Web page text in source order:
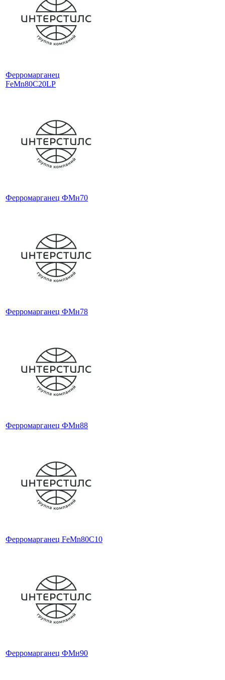
Ферромарганец
FeMn80C20LP
Ферромарганец ФМн70
Ферромарганец ФМн78
Ферромарганец ФМн88
Ферромарганец FeMn80C10
Ферромарганец ФМн90